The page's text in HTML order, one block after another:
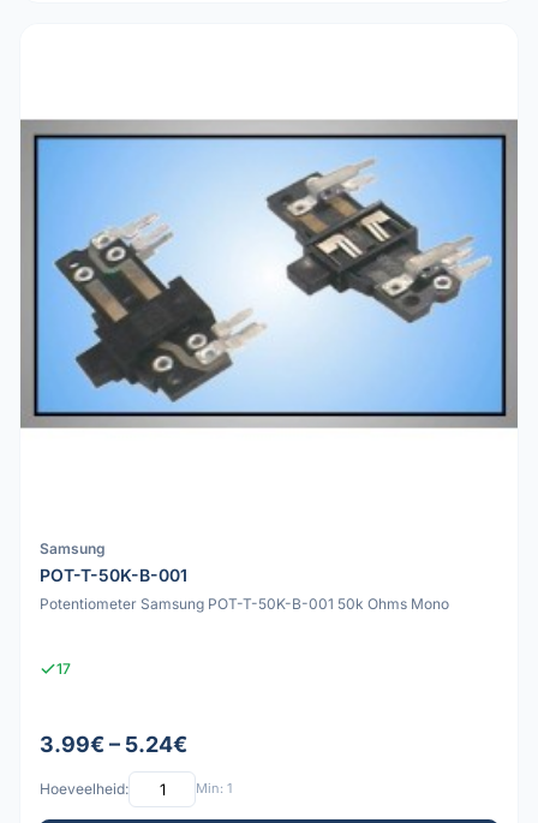
Samsung
POT-T-50K-B-001
Potentiometer Samsung POT-T-50K-B-001 50k Ohms Mono
17
3.99€ – 5.24€
Hoeveelheid: Min: 1